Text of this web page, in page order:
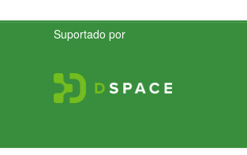
Suportado por